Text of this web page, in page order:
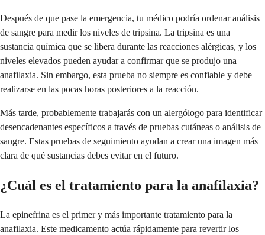
Después de que pase la emergencia, tu médico podría ordenar análisis
de sangre para medir los niveles de tripsina. La tripsina es una
sustancia química que se libera durante las reacciones alérgicas, y los
niveles elevados pueden ayudar a confirmar que se produjo una
anafilaxia. Sin embargo, esta prueba no siempre es confiable y debe
realizarse en las pocas horas posteriores a la reacción.
Más tarde, probablemente trabajarás con un alergólogo para identificar
desencadenantes específicos a través de pruebas cutáneas o análisis de
sangre. Estas pruebas de seguimiento ayudan a crear una imagen más
clara de qué sustancias debes evitar en el futuro.
¿Cuál es el tratamiento para la anafilaxia?
La epinefrina es el primer y más importante tratamiento para la
anafilaxia. Este medicamento actúa rápidamente para revertir los